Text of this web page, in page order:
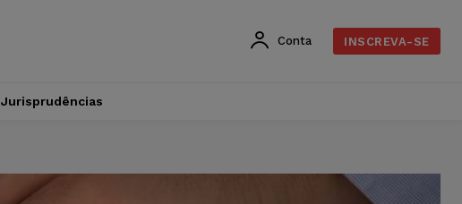
Conta INSCREVA-SE
Jurisprudências